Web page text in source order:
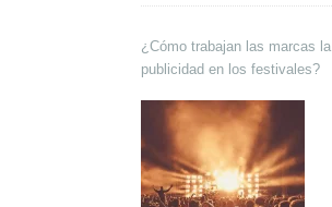
¿Cómo trabajan las marcas la
publicidad en los festivales?